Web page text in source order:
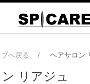
へ戻る ヘアサロン
リアジュ